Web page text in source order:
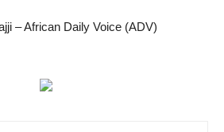
– African Daily Voice (ADV)